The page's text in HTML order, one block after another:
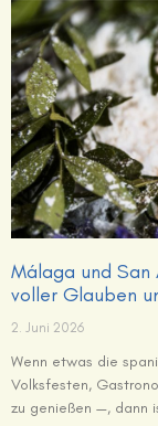
Málaga und San
voller Glauben
2. Juni 2026
Wenn etwas die
Volksfesten,
zu genießen —, dann